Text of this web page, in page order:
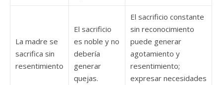
La madre se
sacrifica sin
resentimiento
El sacrificio
es noble y no
debería
generar
quejas.
El sacrificio constante
sin reconocimiento
puede generar
agotamiento y
resentimiento;
expresar necesidades